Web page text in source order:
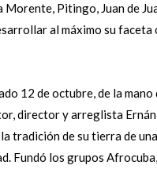
Pitingo, Juan de
al máximo su
12 de octubre, de la
director y arreglista
tradición de su tierra de
Fundó los grupos